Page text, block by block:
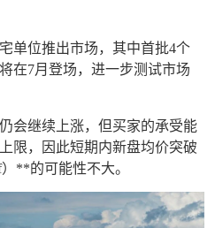
单位推出市场，其中首批4个
在7月登场，进一步测试市场
会继续上涨，但买家的承受能
限，因此短期内新盘均价突破
**的可能性不大。